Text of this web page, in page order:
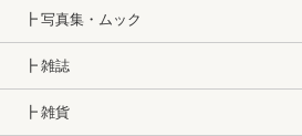
┣ 写真集・ムック
┣ 雑誌
┣ 雑貨